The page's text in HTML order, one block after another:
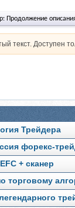
Продолжение
текст. Доступен
Трейдера
форекс-
+ сканер
торговому